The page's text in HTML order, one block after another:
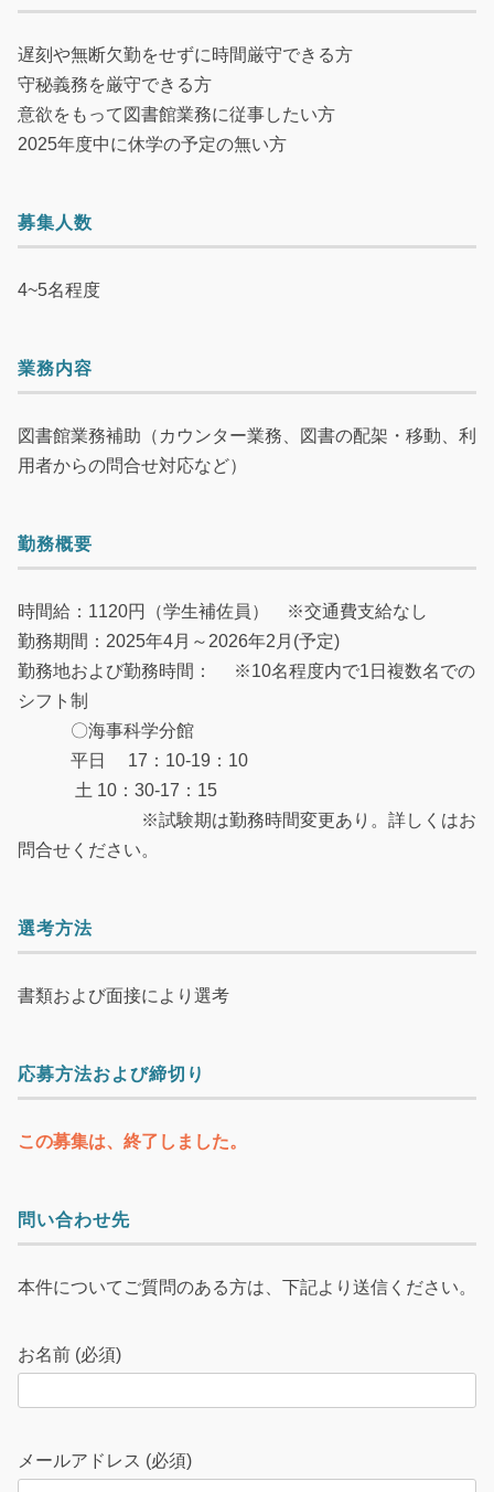
遅刻や無断欠勤をせずに時間厳守できる方
守秘義務を厳守できる方
意欲をもって図書館業務に従事したい方
2025年度中に休学の予定の無い方
募集人数
4~5名程度
業務内容
図書館業務補助（カウンター業務、図書の配架・移動、利
用者からの問合せ対応など）
勤務概要
時間給：1120円（学生補佐員） ※交通費支給なし
勤務期間：2025年4月～2026年2月(予定)
勤務地および勤務時間： ※10名程度内で1日複数名での
シフト制
〇海事科学分館
平日 17：10-19：10
土 10：30-17：15
※試験期は勤務時間変更あり。詳しくはお
問合せください。
選考方法
書類および面接により選考
応募方法および締切り
この募集は、終了しました。
問い合わせ先
本件についてご質問のある方は、下記より送信ください。
お名前 (必須)
メールアドレス (必須)